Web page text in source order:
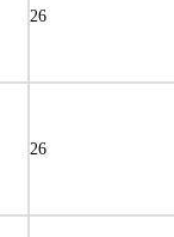
26
26